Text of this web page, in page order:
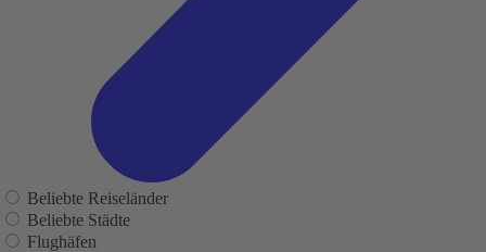
Beliebte Reiseländer
Beliebte Städte
Flughäfen